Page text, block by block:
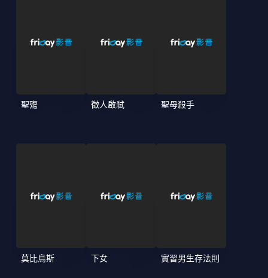
聖殤 徵人啟弒 聖母殺手
莫比烏斯 下女 實習男生存法則